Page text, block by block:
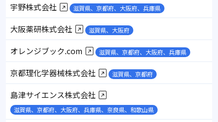
宇野株式会社 滋賀県、京都府、大阪府、兵庫県
大阪薬研株式会社 滋賀県、大阪府
オレンジブック.com 滋賀県、京都府、大阪府、兵庫県
京都理化学器械株式会社 滋賀県、京都府
島津サイエンス株式会社
滋賀県、京都府、大阪府、兵庫県、奈良県、和歌山県